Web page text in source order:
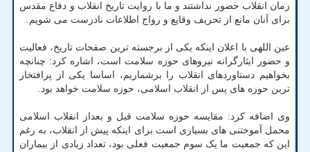
زمان انقلاب حضور نداشتند و ما با روایت تاریخ انقلاب و دفاع مقدس
برای آنان مانع از تحریف وقایع و رواج اطلاعات نادرست می شویم.
عین اللهی با اعلان اینکه یکی از برجسته ترین صفحات تاریخ، فعالیت
و حضور ایثارگرانه نیروهای حوزه سلامت است، اشاره کرد: چنانچه
بخواهیم دستاوردهای انقلاب را برشماریم، اساسا یکی از پرافتخار
ترین حوزه های پس از انقلاب اسلامی، حوزه سلامت خواهد بود.
وی اضافه کرد: مقایسه حوزه سلامت قبل و بعداز انقلاب اسلامی
محمل آموختنی های بسیاری است برای اینکه پیش از انقلاب، به رغم
این که جمعیت ما یک سوم جمعیت فعلی بود، تعداد زیادی از بیماران